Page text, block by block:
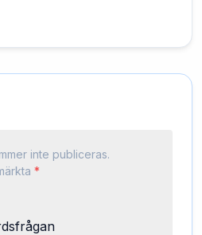
inte publiceras.
*